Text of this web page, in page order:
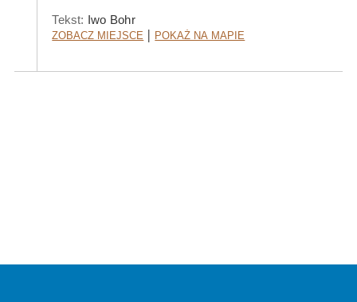
Tekst: Iwo Bohr
Zobacz Miejsce | Pokaż na mapie